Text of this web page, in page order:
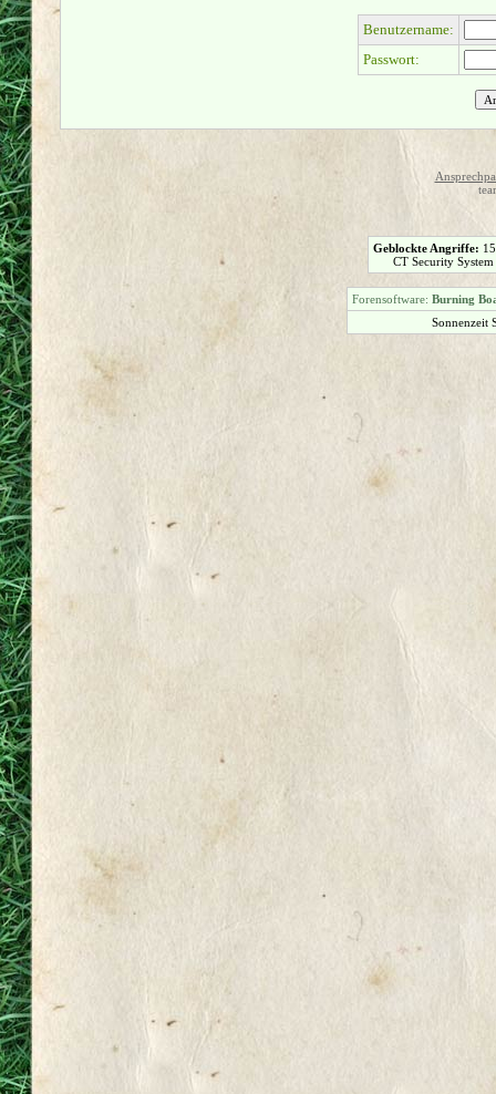
Benutzername:
Passwort:
Geblockte Angriffe:
CT Security
Forensoftware: Burning
Sonnenzeit